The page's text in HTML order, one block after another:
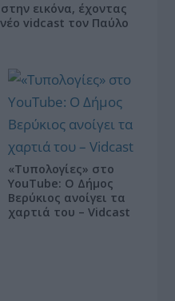
εικόνα, έχοντας
vidcast τον Παύλο
«Τυπολογίες» στο
YouTube: Ο Δήμος
Βερύκιος ανοίγει τα
χαρτιά του – Vidcast